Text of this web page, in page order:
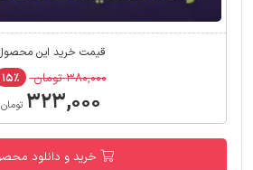
قیمت خرید این
۳۸۰,۰۰۰ تومان ۱۵٪
۳۲۳,۰۰۰ تومان
خرید و دانلود